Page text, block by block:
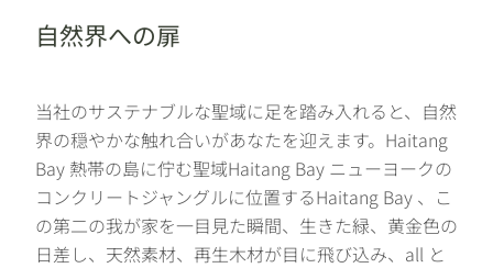
自然界への扉
当社のサステナブルな聖域に足を踏み入れると、自然
界の穏やかな触れ合いがあなたを迎えます。Haitang
Bay 熱帯の島に佇む聖域Haitang Bay ニューヨークの
コンクリートジャングルに位置するHaitang Bay 、こ
の第二の我が家を一目見た瞬間、生きた緑、黄金色の
日差し、天然素材、再生木材が目に飛び込み、all と